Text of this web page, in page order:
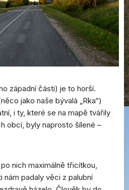
západní části) je to horší.
jako naše bývalá „Rka“)
i ty, které se na mapě tvářily
obcí, byly naprosto šílené –
nich maximálně třicítkou,
padaly věci z palubní